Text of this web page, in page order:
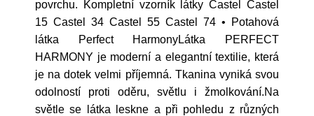
povrchu. Kompletní vzorník látky Castel Castel
15 Castel 34 Castel 55 Castel 74 • Potahová
látka Perfect HarmonyLátka PERFECT
HARMONY je moderní a elegantní textilie, která
je na dotek velmi příjemná. Tkanina vyniká svou
odolností proti oděru, světlu i žmolkování.Na
světle se látka leskne a při pohledu z různých